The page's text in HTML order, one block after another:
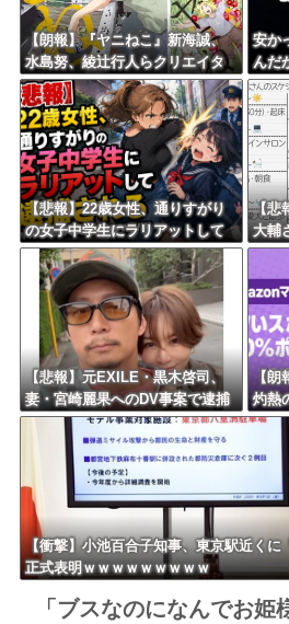
【朗報】『ヤニねこ』新海誠、
水島努、綾辻行人らクリエイタ
ーが絶賛ｗｗｗｗｗｗｗｗｗ
安か
んだ
ｗｗ
【悲報】22歳女性、通りすがり
の女子中学生にラリアットして
逮捕されるｗｗｗｗｗｗｗｗｗ
ｗｗｗｗ
【悲
大輔
たｗ
【悲報】元EXILE・黒木啓司、
妻・宮崎麗果へのDV事案で逮捕
されていた！宮崎は全身打撲、
頭部裂傷及び打撲、頸部損
傷・・・
【朗
灼熱
0%
ｗｗ
【衝撃】小池百合子知事、東京駅近くに
正式表明ｗｗｗｗｗｗｗｗｗ
「ブスなのになんでお姫